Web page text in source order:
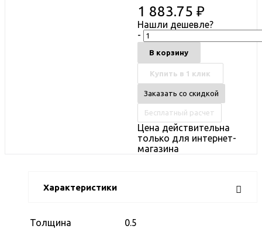
1 883.75 ₽
Нашли дешевле?
-
В корзину
Купить в 1 клик
Заказать со скидкой
Бесплатный расчет
Цена действительна
только для интернет-
магазина
Характеристики
Толщина
0.5